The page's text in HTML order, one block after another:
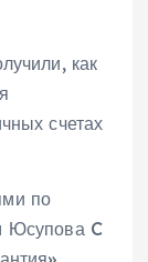
как
счетах
по
Юсупова C